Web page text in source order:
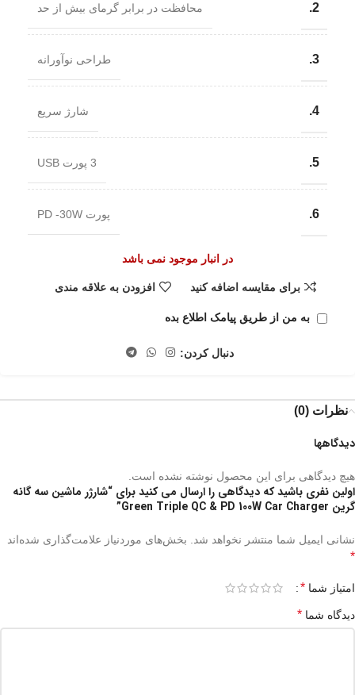
2. محافظت در برابر گرمای بیش از حد
3. طراحی نوآورانه
4. شارژ سریع
5. 3 پورت USB
6. پورت PD -30W
در انبار موجود نمی باشد
برای مقایسه اضافه کنید افزودن به علاقه مندی
به من از طریق پیامک اطلاع بده
دنبال کردن:
نظرات (0)
دیدگاهها
هیچ دیدگاهی برای این محصول نوشته نشده است.
اولین نفری باشید که دیدگاهی را ارسال می کنید برای “شارژر ماشین سه گانه
گرین Green Triple QC & PD 100W Car Charger”
نشانی ایمیل شما منتشر نخواهد شد. بخش‌های موردنیاز علامت‌گذاری شده‌اند
*
امتیاز شما *
دیدگاه شما *